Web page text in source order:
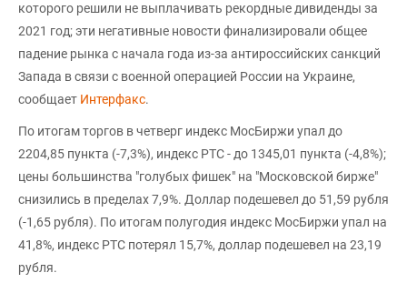
которого решили не выплачивать рекордные дивиденды за
2021 год; эти негативные новости финализировали общее
падение рынка с начала года из-за антироссийских санкций
Запада в связи с военной операцией России на Украине,
сообщает Интерфакс.
По итогам торгов в четверг индекс МосБиржи упал до
2204,85 пункта (-7,3%), индекс РТС - до 1345,01 пункта (-4,8%);
цены большинства "голубых фишек" на "Московской бирже"
снизились в пределах 7,9%. Доллар подешевел до 51,59 рубля
(-1,65 рубля). По итогам полугодия индекс МосБиржи упал на
41,8%, индекс РТС потерял 15,7%, доллар подешевел на 23,19
рубля.